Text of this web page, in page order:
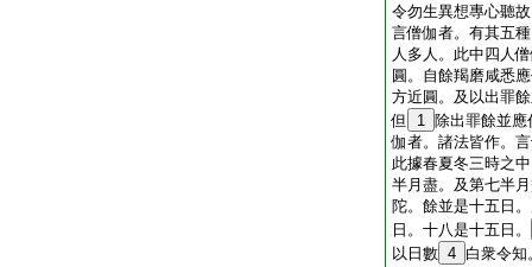
令勿生異想專心聽
言僧伽者。有其五
人多人。此中四人
圓。自餘羯磨咸悉
方近圓。及以出罪
但
1 除出罪餘並
伽者。諸法皆作。
此據春夏冬三時之
半月盡。及第七半
陀。餘並是十五日
日。十八是十五日。
以日數 4 白衆令